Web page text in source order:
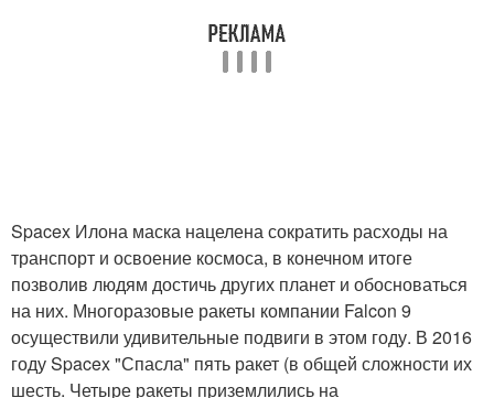
Spacex Илона маска нацелена сократить расходы на
транспорт и освоение космоса, в конечном итоге
позволив людям достичь других планет и обосноваться
на них. Многоразовые ракеты компании Falcon 9
осуществили удивительные подвиги в этом году. В 2016
году Spacex "Спасла" пять ракет (в общей сложности их
шесть. Четыре ракеты приземлились на